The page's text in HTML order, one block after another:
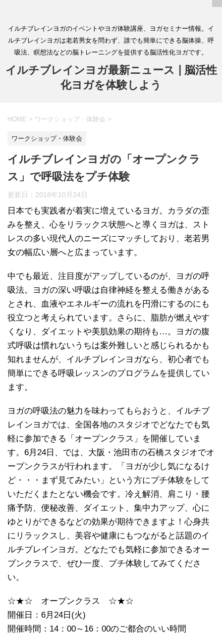
イルチブレインヨガのイベントやヨガ体験講座、ヨガセミナー情報。イ
ルチブレインヨガは老若男女を問わず、誰でも簡単にできる脳体操、呼
吸法、瞑想法などの脳トレーニングを提供する脳活性化ヨガです。
イルチブレインヨガ最新ニュース | 脳活性
化ヨガを体験しよう
HOME > ワークショップ・体験会 >
ワークショップ・体験会
イルチブレインヨガの「オープンクラ
ス」で呼吸法をプチ体験
更新日： 2018年10月24日
日本でも実践者が着実に増えているヨガ。カラダの歪
みを整え、心をリラックス状態へと導くヨガは、スト
レスの多い現代人のニーズにマッチしており、老若男
女の幅広い層へと広まっています。
中でも最近、注目度がアップしているのが、ヨガの呼
吸法。ヨガの深い呼吸は自律神経を整える働きがある
とされ、血液やエネルギーの流れを円滑にするのにも
役立つと考えられています。さらに、脂肪が燃えやす
くなり、ダイエットや美肌効果の期待も…。ヨガの腹
式呼吸は慣れないうちは案外難しいと感じられるかも
知れませんが、イルチブレインヨガなら、初心者でも
簡単にできる呼吸レッスンのプログラムを提供してい
ます。
ヨガの呼吸法の魅力を味わってもらおうと、イルチブ
レインヨガでは、全国各地のスタジオでどなたでも気
軽に参加できる「オープンクラス」を開催していま
す。6月24日、では、大阪・池田市の石橋スタジオでオ
ープンクラスが行われます。「ヨガが少し気になるけ
ど・・・まず見てみたい」という方にプチ体験をして
いただくまたとない機会です。冷え解消、肩こり・腰
痛予防、便秘改善、ダイエット、集中力アップ、心に
ゆとりができるなどの効果が期待できますよ！心身共
にリラックスし、美容や健康にもつながると話題のイ
ルチブレインヨガ。どなたでも気軽に参加できるオー
プンクラスで、ぜひ一度、プチ体験してみてくださ
い。
☆★☆ オープンクラス ☆★☆
開催日：6月24日(火)
開催時間：14：00～16：00のご都合のいい時間